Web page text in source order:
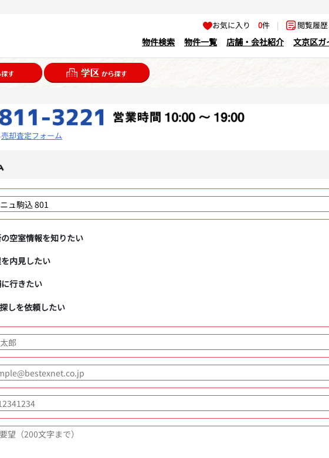
お気に入り0件 | 閲覧履
物件検索 物件一覧 店舗・会社紹介 文京区ガ
売却査定フォーム
空室情報を知りたい
内見したい
行きたい
しを依頼したい